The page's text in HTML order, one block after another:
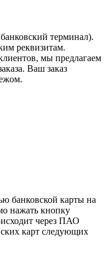
терминал).
реквизитам.
мы предлагаем
Ваш заказ
банковской карты на
нажать кнопку
через ПАО
карт следующих